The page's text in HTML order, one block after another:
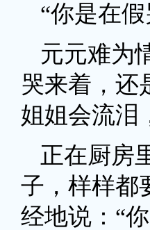
“你是在
元元难为
哭来着，还
姐姐会流泪
正在厨房
子，样样都
经地说：“